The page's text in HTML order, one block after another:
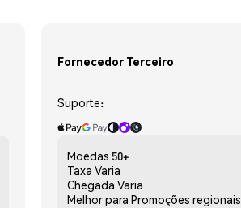
Fornecedor Terceiro
Suporte:
Moedas 50+
Taxa Varia
Chegada Varia
Melhor para Promoções regionais